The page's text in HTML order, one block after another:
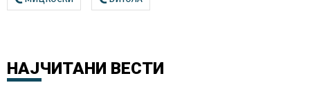
НАЈЧИТАНИ ВЕСТИ